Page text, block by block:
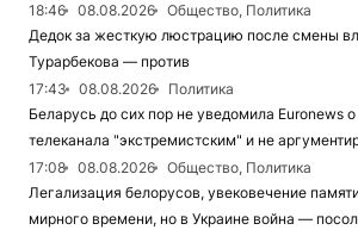
18:46
08.08.2026
Общество, Политика
Дедок за жесткую люстрацию после смены
Турарбекова — против
17:43
08.08.2026
Политика
Беларусь до сих пор не уведомила Euronews
телеканала "экстремистским" и не
17:08
08.08.2026
Общество, Политика
Легализация белорусов, увековечение
мирного времени, но в Украине война —